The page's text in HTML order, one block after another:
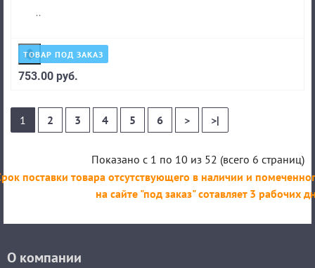
..
ТОВАР ПОД ЗАКАЗ
753.00 руб.
1 2 3 4 5 6 > >|
Показано с 1 по 10 из 52 (всего 6 страниц)
поставки товара отсутствующего в наличии и
на сайте "под заказ" сотавляет 3 рабочих
О компании